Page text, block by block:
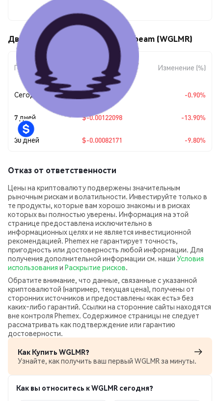
$0.00756307
Движения цены Wrapped Moonbeam (WGLMR)
Период
Изменение
суммы
Изменение (%)
Сегодня $-0.00006869 -0.90%
7 дней $-0.00122098 -13.90%
30 дней $-0.00082171 -9.80%
Отказ от ответственности
Цены на криптовалюту подвержены значительным
рыночным рискам и волатильности. Инвестируйте только в
те продукты, которые вам хорошо знакомы и в рисках
которых вы полностью уверены. Информация на этой
странице предоставлена исключительно в
информационных целях и не является инвестиционной
рекомендацией. Phemex не гарантирует точность,
пригодность или достоверность любой информации. Для
получения дополнительной информации см. наши Условия
использования и Раскрытие рисков.
Обратите внимание, что данные, связанные с указанной
криптовалютой (например, текущая цена), получены от
сторонних источников и предоставлены «как есть» без
каких‑либо гарантий. Ссылки на сторонние сайты находятся
вне контроля Phemex. Содержимое страницы не следует
рассматривать как подтверждение или гарантию
достоверности.
Как Купить WGLMR?
Узнайте, как получить ваш первый WGLMR за минуты.
Как вы относитесь к WGLMR сегодня?